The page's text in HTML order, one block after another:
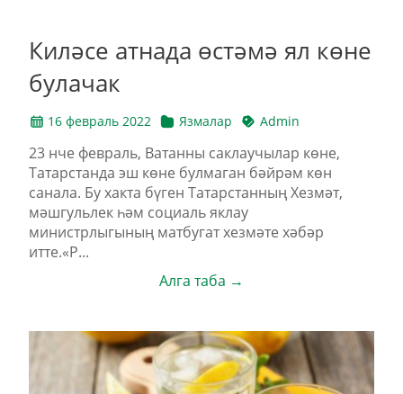
Киләсе атнада өстәмә ял көне
булачак
16 февраль 2022 Язмалар Admin
23 нче февраль, Ватанны саклаучылар көне,
Татарстанда эш көне булмаган бәйрәм көн
санала. Бу хакта бүген Татарстанның Хезмәт,
мәшгульлек һәм социаль яклау
министрлыгының матбугат хезмәте хәбәр
итте.«Р...
Алга таба →